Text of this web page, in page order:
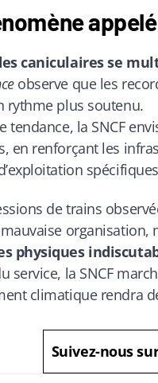
caniculaires se
observe que les
rythme plus soutenu.
tendance, la SNCF
en renforçant les
de trains
organisation,
physiques
service, la SNCF
climatique rendra
Suivez-nous